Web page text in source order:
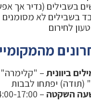
בשבילים (נדיר אך
בשבילים לא מסומנים
לחירום
ביוונית– "קלימרה"
(תודה) יפתחו לבבות
השקטה